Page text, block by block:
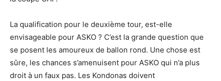
La qualification pour le deuxième tour, est-elle
envisageable pour ASKO ? C’est la grande question que
se posent les amoureux de ballon rond. Une chose est
sûre, les chances s’amenuisent pour ASKO qui n’a plus
droit à un faux pas. Les Kondonas doivent